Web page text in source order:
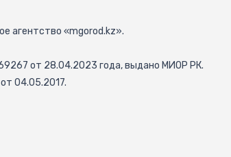
агентство «mgorod.kz».
от 28.04.2023 года, выдано МИОР РК.
04.05.2017.